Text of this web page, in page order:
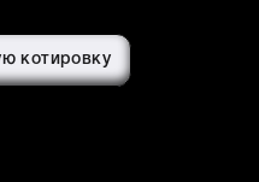
котировку